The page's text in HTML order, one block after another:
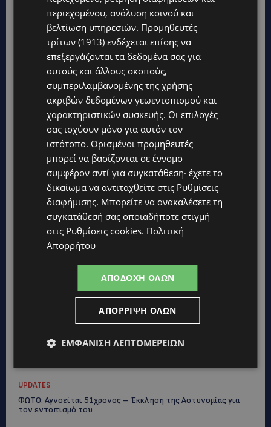
Topics
UPDATES
ΦΡΑΓΜΑ ΚΛΗΡΟΥ: Πήγαν για ψάρεμα και άφησαν πίσω τους
σκουπίδια – Εικόνες που προβληματίζουν-(Φώτο)
LIFESTYLE
ΝΙΚΟΣ ΚΑΛΟΓΕΡΟΠΟΥΛΟΣ: Έφυγε από τη ζωή ο πολυτάλαντος
καλλιτέχνης που ξεχώρισε σε θέατρο, κινηματογράφο και
ΜΑΡΙΑ ΜΑΡΚΟΥ «ΠΙΚΚΟΥΑ: Τον κατέγραψε η κάμερα να μπαίνει
Κύπρο: «Αύριο μπορεί να είναι κάποιος που...
CALENDAR
UPDATES
ΦΩΤΟ: Αγνοείται 51χρονος – Έκκληση της Αστυνομίας για
τον εντοπισμό του
περιεχομένου, ανάλυση κοινού και
βελτίωση υπηρεσιών. Προμηθευτές
τρίτων (1913) ενδέχεται επίσης να
επεξεργάζονται τα δεδομένα σας για
αυτούς και άλλους σκοπούς,
συμπεριλαμβανομένης της χρήσης
ακριβών δεδομένων γεωεντοπισμού και
χαρακτηριστικών συσκευής. Οι επιλογές
σας ισχύουν μόνο για αυτόν τον
ιστότοπο. Ορισμένοι προμηθευτές
μπορεί να βασίζονται σε έννομο
συμφέρον αντί για συγκατάθεση· έχετε το
δικαίωμα να αντιταχθείτε στις Ρυθμίσεις
διαφήμισης. Μπορείτε να ανακαλέσετε τη
συγκατάθεσή σας οποιαδήποτε στιγμή
στις Ρυθμίσεις cookies. Πολιτική
Απορρήτου
ΑΠΟΔΟΧΉ ΌΛΩΝ
ΑΠΌΡΡΙΨΗ ΌΛΩΝ
ΕΜΦΆΝΙΣΗ ΛΕΠΤΟΜΕΡΕΙΏΝ